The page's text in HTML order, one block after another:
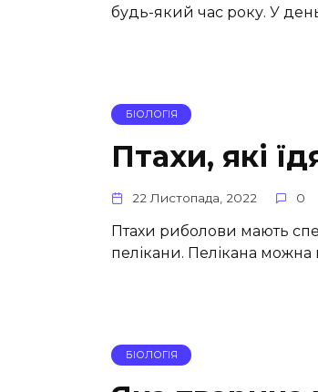
будь-який час року. У
БІОЛОГІЯ
Птахи, які
22 Листопада, 2022 0
Птахи риболови мають
пелікани. Пелікана
БІОЛОГІЯ